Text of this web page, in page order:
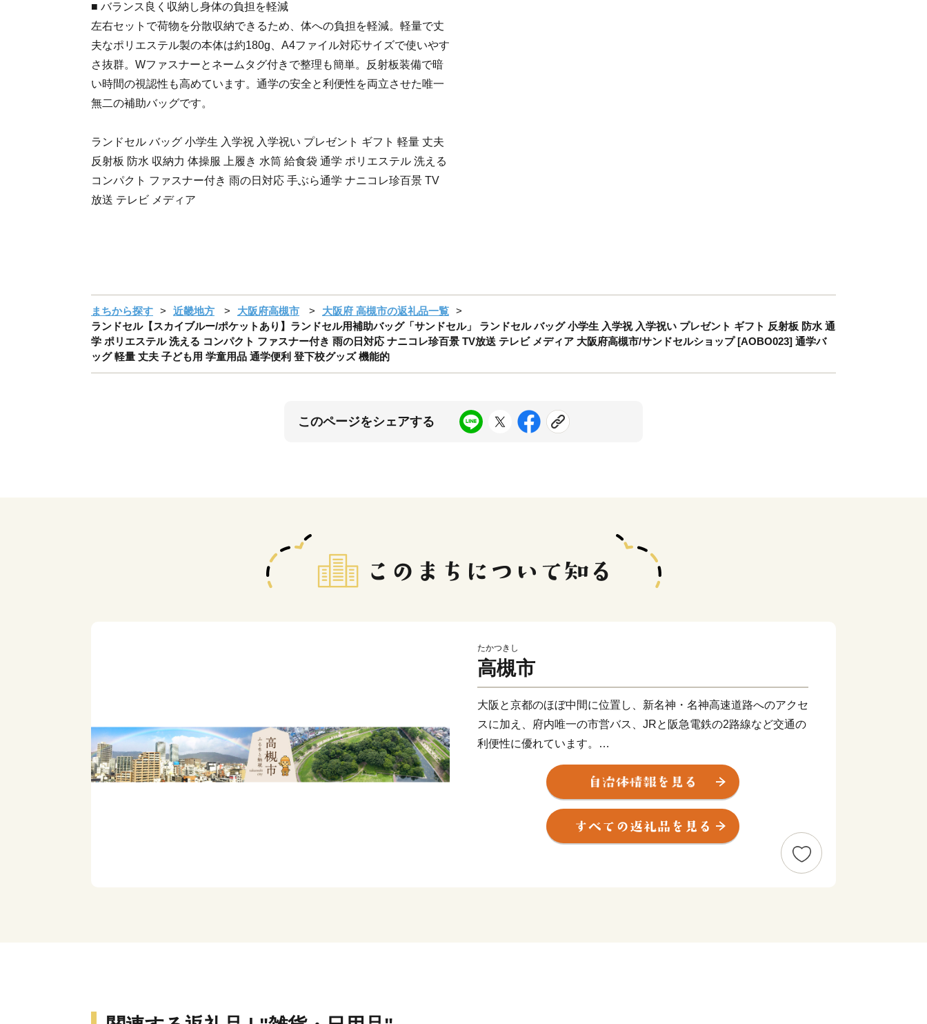
■ バランス良く収納し身体の負担を軽減
左右セットで荷物を分散収納できるため、体への負担を軽減。軽量で丈
夫なポリエステル製の本体は約180g、A4ファイル対応サイズで使いやす
さ抜群。Wファスナーとネームタグ付きで整理も簡単。反射板装備で暗
い時間の視認性も高めています。通学の安全と利便性を両立させた唯一
無二の補助バッグです。
ランドセル バッグ 小学生 入学祝 入学祝い プレゼント ギフト 軽量 丈夫
反射板 防水 収納力 体操服 上履き 水筒 給食袋 通学 ポリエステル 洗える
コンパクト ファスナー付き 雨の日対応 手ぶら通学 ナニコレ珍百景 TV
放送 テレビ メディア
まちから探す 近畿地方 大阪府高槻市
大阪府 高槻市の返礼品一覧
ランドセル【スカイブルー/ポケットあり】ランドセル用補助バッグ「サンドセル」 ランドセル バッグ 小学生 入学祝 入学祝い プレゼント ギフト 反射板 防水 通
学 ポリエステル 洗える コンパクト ファスナー付き 雨の日対応 ナニコレ珍百景 TV放送 テレビ メディア 大阪府高槻市/サンドセルショップ [AOBO023] 通学バ
ッグ 軽量 丈夫 子ども用 学童用品 通学便利 登下校グッズ 機能的
このページをシェアする
たかつきし
高槻市
大阪と京都のほぼ中間に位置し、新名神・名神高速道路へのアクセ
スに加え、府内唯一の市営バス、JRと阪急電鉄の2路線など交通の
利便性に優れています。
都市の利便性を備えながらも、豊かな自然に囲まれ、四季の移ろい
を身近に感じることができます。
また、史跡や城下町の面影が残る街並みなどに加え、2024年に将
棋界の西の聖地「関西将棋会館」が完成し、歴史と文化が大切に受
け継がれています。
利便性・自然・歴史文化が調和した、暮らしやすく魅力あふれるま